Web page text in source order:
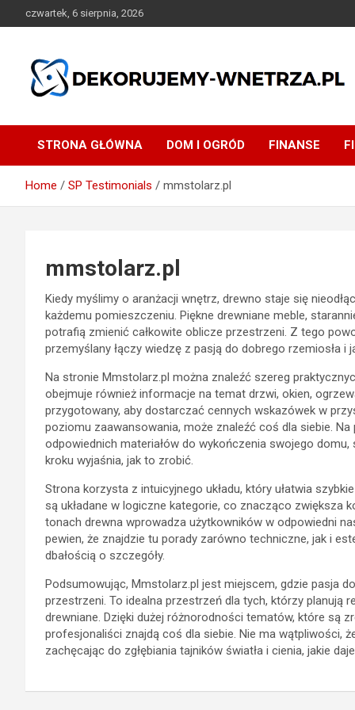
to
czwartek, 6 sierpnia, 2026
dekorujemy-wnetrza.pl
STRONA GŁÓWNA DOM I OGRÓD FINANSE
Home SP Testimonials mmstolarz.pl
mmstolarz.pl
Kiedy myślimy o aranżacji wnętrz, drewno staje się
każdemu pomieszczeniu. Piękne drewniane meble,
potrafią zmienić całkowite oblicze przestrzeni. Z tego
przemyślany łączy wiedzę z pasją do dobrego rzemiosła i
Na stronie Mmstolarz.pl można znaleźć szereg
obejmuje również informacje na temat drzwi, okien,
przygotowany, aby dostarczać cennych wskazówek w
poziomu zaawansowania, może znaleźć coś dla siebie.
odpowiednich materiałów do wykończenia swojego
kroku wyjaśnia, jak to zrobić.
Strona korzysta z intuicyjnego układu, który ułatwia
są układane w logiczne kategorie, co znacząco zwiększa
tonach drewna wprowadza użytkowników w odpowiedni
pewien, że znajdzie tu porady zarówno techniczne, jak i
dbałością o szczegóły.
Podsumowując, Mmstolarz.pl jest miejscem, gdzie pasja
przestrzeni. To idealna przestrzeń dla tych, którzy planują
drewniane. Dzięki dużej różnorodności tematów, które są
profesjonaliści znajdą coś dla siebie. Nie ma wątpliwości,
zachęcając do zgłębiania tajników światła i cienia, jakie